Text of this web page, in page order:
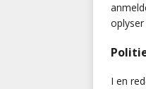
oplyser
I en